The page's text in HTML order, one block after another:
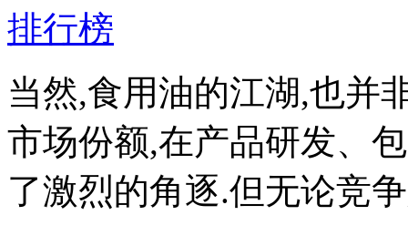
当然,食用油的江湖,也并
市场份额,在产品研发、
了激烈的角逐.但无论竞